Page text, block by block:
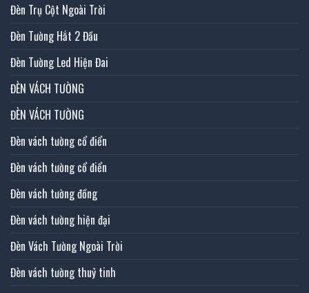
Đèn Trụ Cột Ngoài Trời
Đèn Tường Hắt 2 Đầu
Đèn Tường Led Hiện Đai
ĐÈN VÁCH TƯỜNG
ĐÈN VÁCH TƯỜNG
Đèn vách tường cổ điển
Đèn vách tường cổ điển
Đèn vách tường đồng
Đèn vách tường hiện đại
Đèn Vách Tường Ngoài Trời
Đèn vách tường thuỷ tinh